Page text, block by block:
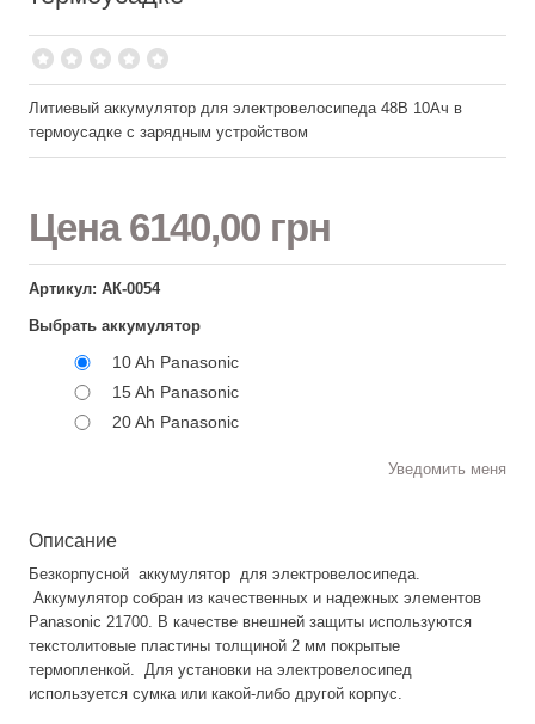
Литиевый аккумулятор для электровелосипеда 48В 10Ач в
термоусадке с зарядным устройством
Цена6140,00 грн
Артикул: АК-0054
Выбрать аккумулятор
10 Ah Panasonic
15 Ah Panasonic
20 Ah Panasonic
Уведомить меня
Описание
Безкорпусной аккумулятор для электровелосипеда.
Аккумулятор собран из качественных и надежных элементов
Panasonic 21700. В качестве внешней защиты используются
текстолитовые пластины толщиной 2 мм покрытые
термопленкой. Для установки на электровелосипед
используется сумка или какой-либо другой корпус.